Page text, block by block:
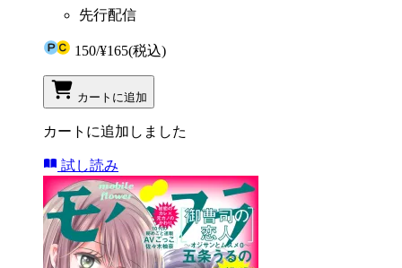
先行配信
150/¥165(税込)
カートに追加
カートに追加しました
試し読み